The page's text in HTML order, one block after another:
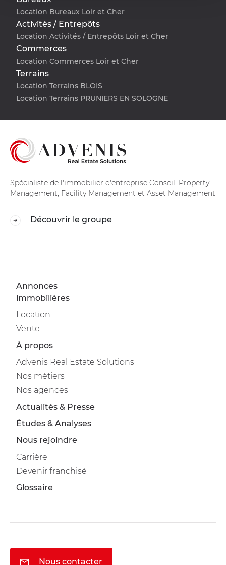
Location Bureaux Loir et Cher
Activités / Entrepôts
Location Activités / Entrepôts Loir et Cher
Commerces
Location Commerces Loir et Cher
Terrains
Location Terrains BLOIS
Location Terrains PRUNIERS EN SOLOGNE
Spécialiste de l'immobilier d'entreprise Conseil, Property
Management, Facility Management et Asset Management
Découvrir le groupe
Annonces
immobilières
Location
Vente
À propos
Advenis Real Estate Solutions
Nos métiers
Nos agences
Actualités & Presse
Études & Analyses
Nous rejoindre
Carrière
Devenir franchisé
Glossaire
Nous contacter